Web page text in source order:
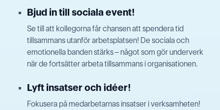
Bjud in till sociala event!
Se till att kollegorna får chansen att spendera tid
tillsammans utanför arbetsplatsen! De sociala och
emotionella banden stärks – något som gör underverk
när de fortsätter arbeta tillsammans i organisationen.
Lyft insatser och idéer!
Fokusera på medarbetarnas insatser i verksamheten!